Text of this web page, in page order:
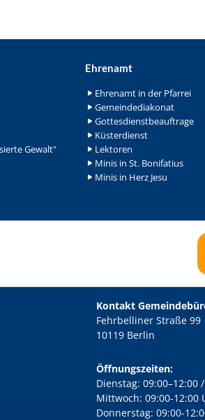
Gewalt"
Ehrenamt
Ehrenamt in der Pfarrei
Gemeindediakonat
Gottesdienstbeauftrage
Küsterdienst
Lektoren
Minis in St. Bonifatius
Minis in Herz Jesu
Kontakt
Fehrbelliner Straße 99
10119 Berlin
Öffnungszeiten:
Dienstag: 09:00–12:00
Mittwoch: 09:00-12:00
Donnerstag: 09:00-